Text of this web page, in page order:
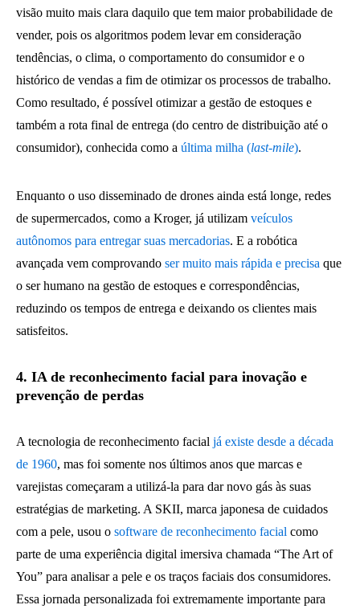
visão muito mais clara daquilo que tem maior probabilidade de
vender, pois os algoritmos podem levar em consideração
tendências, o clima, o comportamento do consumidor e o
histórico de vendas a fim de otimizar os processos de trabalho.
Como resultado, é possível otimizar a gestão de estoques e
também a rota final de entrega (do centro de distribuição até o
consumidor), conhecida como a última milha (last-mile).
Enquanto o uso disseminado de drones ainda está longe, redes
de supermercados, como a Kroger, já utilizam veículos
autônomos para entregar suas mercadorias. E a robótica
avançada vem comprovando ser muito mais rápida e precisa que
o ser humano na gestão de estoques e correspondências,
reduzindo os tempos de entrega e deixando os clientes mais
satisfeitos.
4. IA de reconhecimento facial para inovação e
prevenção de perdas
A tecnologia de reconhecimento facial já existe desde a década
de 1960, mas foi somente nos últimos anos que marcas e
varejistas começaram a utilizá-la para dar novo gás às suas
estratégias de marketing. A SKII, marca japonesa de cuidados
com a pele, usou o software de reconhecimento facial como
parte de uma experiência digital imersiva chamada “The Art of
You” para analisar a pele e os traços faciais dos consumidores.
Essa jornada personalizada foi extremamente importante para